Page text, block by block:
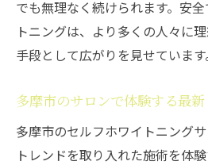
でも無理なく続けられます。安
トニングは、より多くの人々に
手段として広がりを見せています
多摩市のサロンで体験する最
多摩市のセルフホワイトニング
トレンドを取り入れた施術を体